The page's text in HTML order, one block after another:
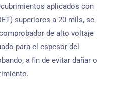
aplicados con
superiores a 20 mils, se
de alto voltaje
para el espesor del
a fin de evitar dañar o